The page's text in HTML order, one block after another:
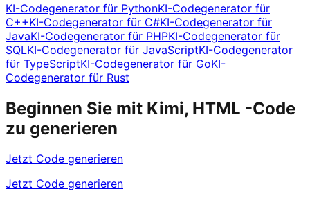
KI-Codegenerator für PythonKI-Codegenerator für
C++KI-Codegenerator für C#KI-Codegenerator für
JavaKI-Codegenerator für PHPKI-Codegenerator für
SQLKI-Codegenerator für JavaScriptKI-Codegenerator
für TypeScriptKI-Codegenerator für GoKI-
Codegenerator für Rust
Beginnen Sie mit Kimi, HTML -Code
zu generieren
Jetzt Code generieren
Jetzt Code generieren